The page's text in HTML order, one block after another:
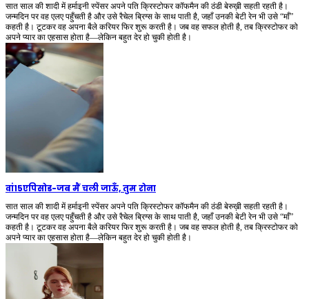
सात साल की शादी में हर्माइनी स्पेंसर अपने पति क्रिस्टोफर कॉफमैन की ठंडी बेरुख़ी सहती रहती है।
जन्मदिन पर वह एलए पहुँचती है और उसे रैचेल ब्रिग्स के साथ पाती है, जहाँ उनकी बेटी रेन भी उसे “माँ”
कहती है। टूटकर वह अपना बैले करियर फिर शुरू करती है। जब वह सफल होती है, तब क्रिस्टोफर को
अपने प्यार का एहसास होता है—लेकिन बहुत देर हो चुकी होती है।
वां15एपिसोड-जब मैं चली जाऊँ, तुम रोना
सात साल की शादी में हर्माइनी स्पेंसर अपने पति क्रिस्टोफर कॉफमैन की ठंडी बेरुख़ी सहती रहती है।
जन्मदिन पर वह एलए पहुँचती है और उसे रैचेल ब्रिग्स के साथ पाती है, जहाँ उनकी बेटी रेन भी उसे “माँ”
कहती है। टूटकर वह अपना बैले करियर फिर शुरू करती है। जब वह सफल होती है, तब क्रिस्टोफर को
अपने प्यार का एहसास होता है—लेकिन बहुत देर हो चुकी होती है।